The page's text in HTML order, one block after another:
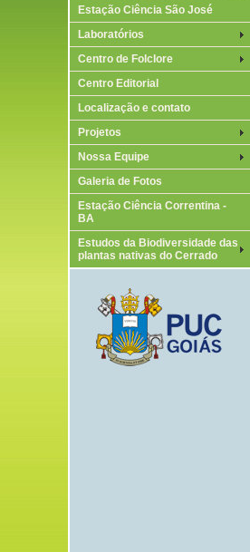
Estação Ciência São José
Laboratórios
Centro de Folclore
Centro Editorial
Localização e contato
Projetos
Nossa Equipe
Galeria de Fotos
Estação Ciência Correntina -
BA
Estudos da Biodiversidade das
plantas nativas do Cerrado